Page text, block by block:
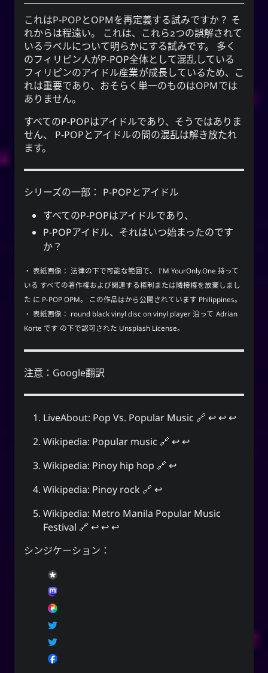
これはP-POPとOPMを再定義する試みですか？ そ
れからは程遠い。 これは、これら2つの誤解されて
いるラベルについて明らかにする試みです。 多く
のフィリピン人がP-POP全体として混乱している
フィリピンのアイドル産業が成長しているため、こ
れは重要であり、おそらく単一のものはOPMでは
ありません。
すべてのP-POPはアイドルであり、そうではありま
せん、 P-POPとアイドルの間の混乱は解き放たれ
ます。
シリーズの一部： P-POPとアイドル
すべてのP-POPはアイドルであり、
P-POPアイドル、それはいつ始まったのです
か？
・ 表紙画像： 法律の下で可能な範囲で、 I'M YourOnly.One 持って
いる すべての著作権および関連する権利または隣接権を放棄しまし
た に P-POP OPM。 この作品はから公開されています Philippines。
・ 表紙画像： round black vinyl disc on vinyl player 沿って Adrian
Korte です の下で認可された Unsplash License。
注意：Google翻訳
LiveAbout: Pop Vs. Popular Music ↩︎ ↩︎ ↩︎
Wikipedia: Popular music ↩︎ ↩︎
Wikipedia: Pinoy hip hop
↩︎
Wikipedia: Pinoy rock
↩︎
Wikipedia: Metro Manila Popular Music
Festival
↩︎ ↩︎ ↩︎
シンジケーション：